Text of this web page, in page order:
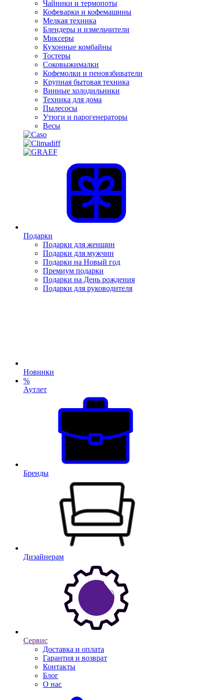
Чайники и термопоты
Кофеварки и кофемашины
Мелкая техника
Блендеры и измельчители
Миксеры
Кухонные комбайны
Тостеры
Соковыжималки
Кофемолки и пеновзбиватели
Крупная бытовая техника
Винные холодильники
Техника для дома
Пылесосы
Утюги и парогенераторы
Весы
Подарки
Подарки для женщин
Подарки для мужчин
Подарки на Новый год
Премиум подарки
Подарки на День рождения
Подарки для руководителя
Новинки
%
Аутлет
Бренды
Дизайнерам
Сервис
Доставка и оплата
Гарантия и возврат
Контакты
Блог
О нас